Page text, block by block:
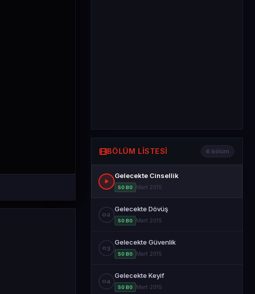
BÖLÜM LISTESI 6 bölüm
Gelecekte Cinsellik
S0 B0 Mart 2015
02
Gelecekte Dövüş
S0 B0 Mart 2015
03
Gelecekte Güvenlik
S0 B0 Mart 2015
04
Gelecekte Keyif
S0 B0 Mart 2015